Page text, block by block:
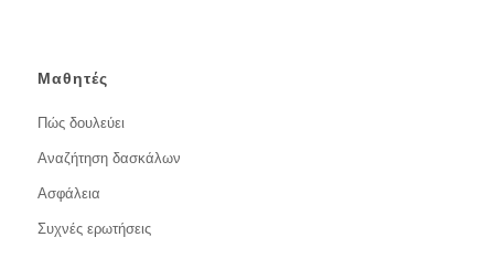
Μαθητές
Πώς δουλεύει
Αναζήτηση δασκάλων
Ασφάλεια
Συχνές ερωτήσεις